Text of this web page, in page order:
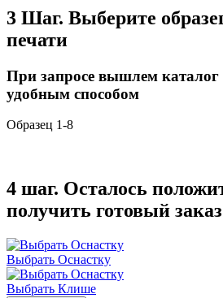
3 Шаг. Выберите
печати
При запросе вышлем
удобным способом
Образец 1-8
4 шаг. Осталось
получить готовый
Выбрать Оснастку
Выбрать Клише